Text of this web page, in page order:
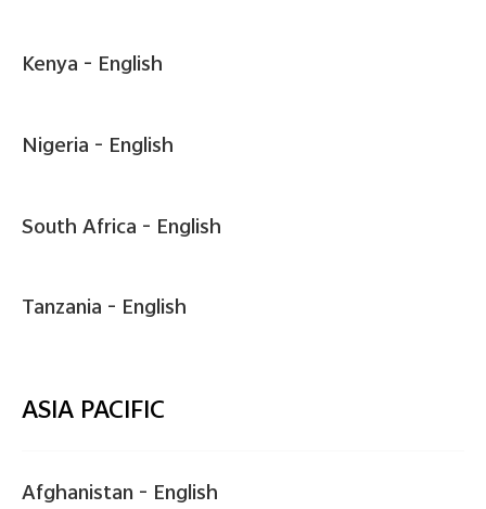
Kenya - English
Nigeria - English
South Africa - English
Tanzania - English
ASIA PACIFIC
Afghanistan - English